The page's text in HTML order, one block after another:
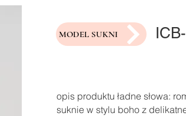
MODEL SUKNI
opis produktu ładne słowa:
suknie w stylu boho z